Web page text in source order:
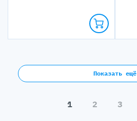
Показать ещё
1 2 3